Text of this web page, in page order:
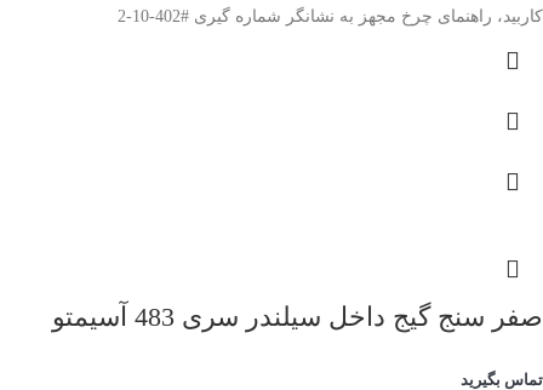
کاربید، راهنمای چرخ مجهز به نشانگر شماره گیری #402-10-2
صفر سنج گیج داخل سیلندر سری 483 آسیمتو
تماس بگیرید